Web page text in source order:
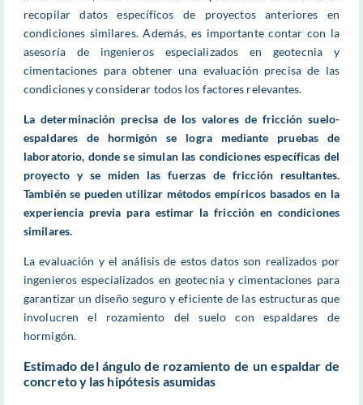
recopilar datos específicos de proyectos anteriores en
condiciones similares. Además, es importante contar con la
asesoría de ingenieros especializados en geotecnia y
cimentaciones para obtener una evaluación precisa de las
condiciones y considerar todos los factores relevantes.
La determinación precisa de los valores de fricción suelo-
espaldares de hormigón se logra mediante pruebas de
laboratorio, donde se simulan las condiciones específicas del
proyecto y se miden las fuerzas de fricción resultantes.
También se pueden utilizar métodos empíricos basados en la
experiencia previa para estimar la fricción en condiciones
similares.
La evaluación y el análisis de estos datos son realizados por
ingenieros especializados en geotecnia y cimentaciones para
garantizar un diseño seguro y eficiente de las estructuras que
involucren el rozamiento del suelo con espaldares de
hormigón.
Estimado del ángulo de rozamiento de un espaldar de
concreto y las hipótesis asumidas